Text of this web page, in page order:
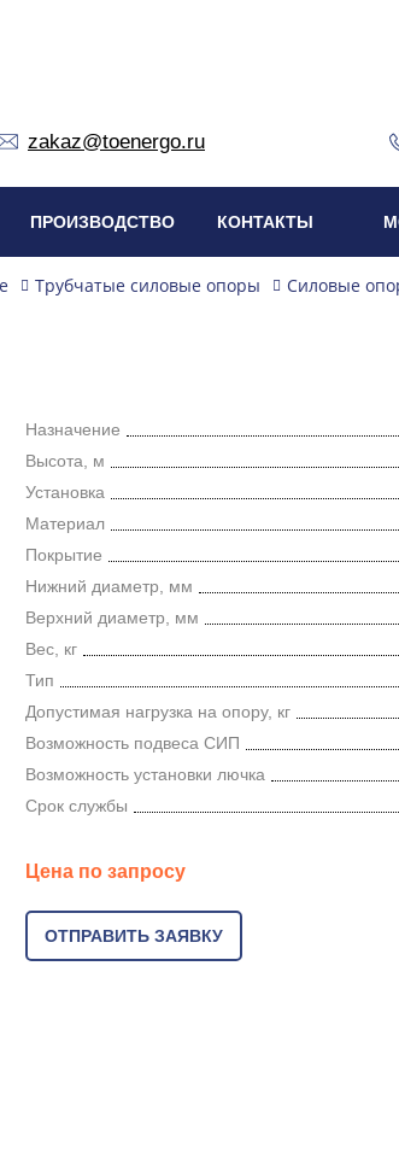
zakaz@toenergo.ru
ПРОИЗВОДСТВО КОНТАКТЫ
Трубчатые силовые опоры Силовые
Назначение
Высота, м
Установка
Материал
Покрытие
Нижний диаметр, мм
Верхний диаметр, мм
Вес, кг
Тип
Допустимая нагрузка на опору, кг
Возможность подвеса СИП
Возможность установки лючка
Срок службы
Цена по запросу
ОТПРАВИТЬ ЗАЯВКУ